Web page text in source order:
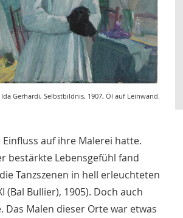
Ida Gerhardi, Selbstbildnis, 1907, Öl auf Leinwand.
auf ihre Malerei hatte.
bestärkte Lebensgefühl fand
Tanzszenen in hell erleuchteten
Bullier), 1905). Doch auch
Das Malen dieser Orte war etwas